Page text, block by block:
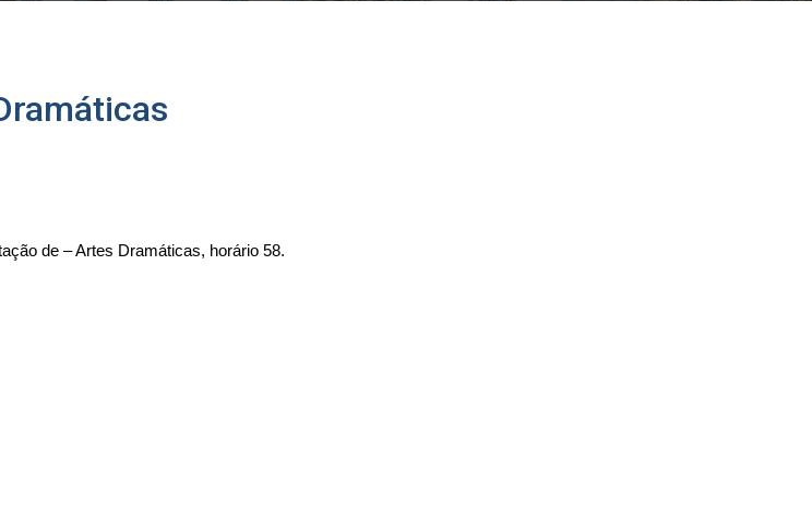
de – Artes Dramáticas, horário 58.